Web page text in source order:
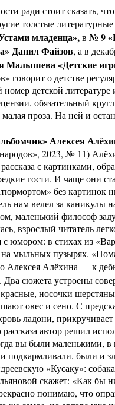
ради стоит сказать,
толстые
младенца»,в № 9
Данил Файзов, а в
Малышева «Детские
говорит о детстве
номер детской
обязательный
проза. На ней и
Алексея
2023, № 11)
с картинками,
гости. И чаще они
без картинок
нам велел за каникулы
маленький философ
взрослый читатель
юмором: в стихах из
на мыльных пузырях.
Алексея Алёхина — к
. Два сюжета устроены
носочки
овес и сено. С
ладони,
автор решил
вы были маленькими, в
подкармливали, были и
«Кусаку»:
скажет: «Как бы
понимаю, что